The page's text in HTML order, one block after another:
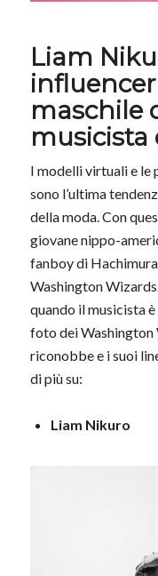
Liam
maschile
musicista
I modelli virtuali e le
sono l’ultima
della moda. Con
giovane nippo-
fanboy di
Washington
quando il musicista
foto dei Washington
riconobbe e i suoi
di più su:
Liam Nikuro